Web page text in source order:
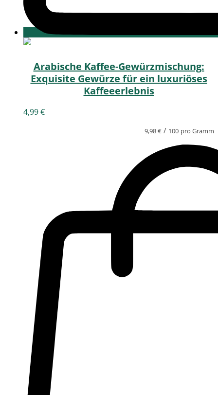
Arabische Kaffee-Gewürzmischung:
Exquisite Gewürze für ein luxuriöses
Kaffeeerlebnis
4,99€
9,98€ / 100 pro Gramm